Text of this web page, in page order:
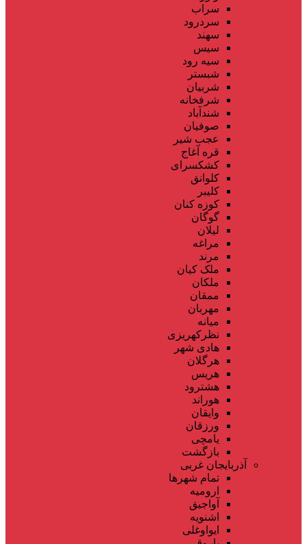
سراب
سردرود
سهند
سیس
سیه رود
شبستر
شربیان
شرفخانه
شندآباد
صوفیان
عجب شیر
قره آغاج
کشکسرای
کلوانق
کلیبر
کوزه کنان
گوگان
لیلان
مراغه
مرند
ملک کیان
ملکان
ممقان
مهربان
میانه
نظرکهریزی
هادی شهر
هرگلان
هریس
هشترود
هوراند
وایقان
ورزقان
یامچی
بازگشت
آذربایجان غربی
تمام شهر‌ها
ارومیه
آواجیق
اشنویه
ایواوغلی